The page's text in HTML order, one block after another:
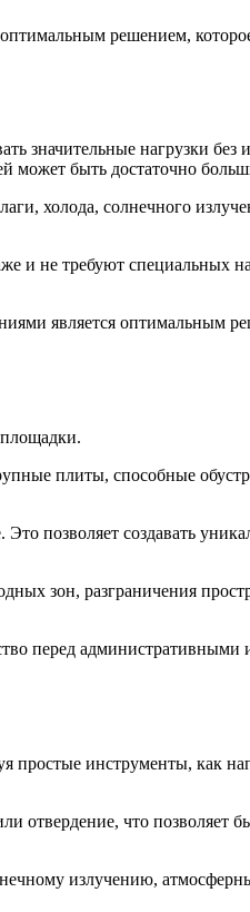
решением, которое
значительные нагрузки
может быть достаточно
холода, солнечного
и не требуют специальных
является оптимальным
плиты, способные
позволяет создавать
зон, разграничения
перед
простые инструменты, как
что позволяет
излучению,